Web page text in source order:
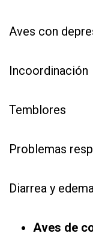
Aves con
Incoordinación
Temblores
Problemas
Diarrea y
Aves de